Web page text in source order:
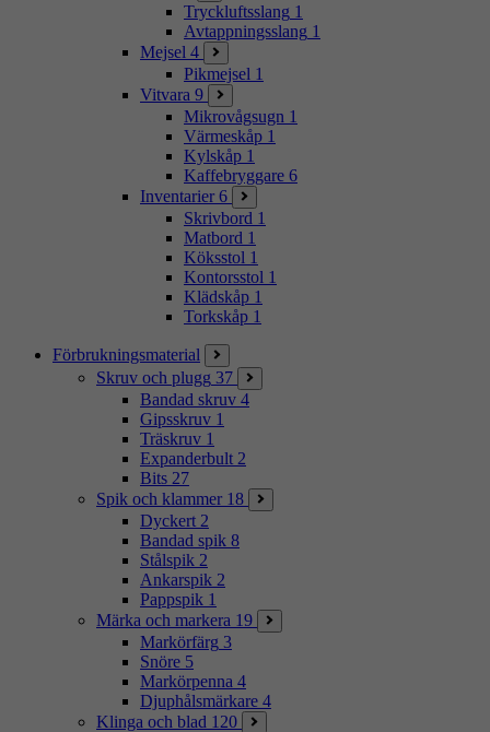
Tryckluftsslang 1
Avtappningsslang 1
Mejsel 4
Pikmejsel 1
Vitvara 9
Mikrovågsugn 1
Värmeskåp 1
Kylskåp 1
Kaffebryggare 6
Inventarier 6
Skrivbord 1
Matbord 1
Köksstol 1
Kontorsstol 1
Klädskåp 1
Torkskåp 1
Förbrukningsmaterial
Skruv och plugg 37
Bandad skruv 4
Gipsskruv 1
Träskruv 1
Expanderbult 2
Bits 27
Spik och klammer 18
Dyckert 2
Bandad spik 8
Stålspik 2
Ankarspik 2
Pappspik 1
Märka och markera 19
Markörfärg 3
Snöre 5
Markörpenna 4
Djuphålsmärkare 4
Klinga och blad 120